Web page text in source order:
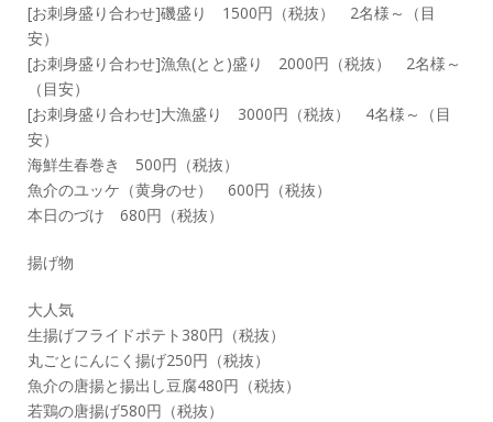
[お刺身盛り合わせ]磯盛り 1500円（税抜） 2名様～（目
安）
[お刺身盛り合わせ]漁魚(とと)盛り 2000円（税抜） 2名様～
（目安）
[お刺身盛り合わせ]大漁盛り 3000円（税抜） 4名様～（目
安）
海鮮生春巻き 500円（税抜）
魚介のユッケ（黄身のせ） 600円（税抜）
本日のづけ 680円（税抜）
揚げ物
大人気
生揚げフライドポテト380円（税抜）
丸ごとにんにく揚げ250円（税抜）
魚介の唐揚と揚出し豆腐480円（税抜）
若鶏の唐揚げ580円（税抜）